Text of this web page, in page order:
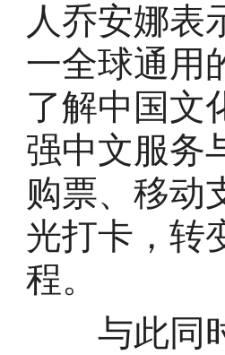
人乔安娜表
一全球通用
了解中国文
强中文服务
购票、移动
光打卡，转
程。
与此同时